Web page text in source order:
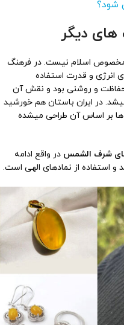
شود؟
دیگر
مخصوص اسلام نیست. در فرهنگ
انرژی و قدرت استفاده
حفاظت و روشنی بود و نقش آن
در ایران باستان هم خورشید
بر اساس آن طراحی میشده
شرف الشمس در واقع ادامه
از نمادهای الهی است.